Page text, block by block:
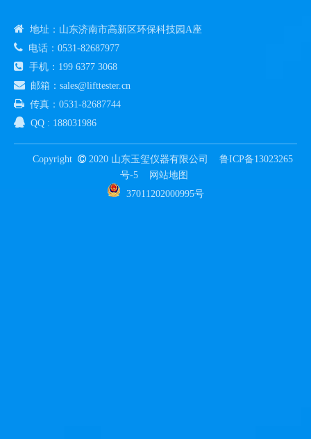
 地址：山东济南市高新区环保科技园A座
 电话：0531-82687977
 手机：199 6377 3068
 邮箱：sales@lifttester.cn
 传真：0531-82687744
 QQ : 188031986
Copyright  2020 山东玉玺仪器有限公司
鲁ICP备13023265
号-5
网站地图
37011202000995号